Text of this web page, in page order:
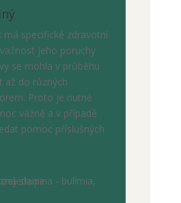
má specifické zdravotní
jeho poruchy
se mohla v průběhu
až do různých
Proto je nutné
vážně a v případě
pomoc příslušných